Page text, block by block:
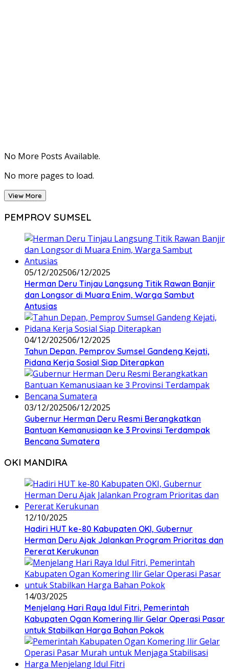
No More Posts Available.
No more pages to load.
View More
PEMPROV SUMSEL
05/12/202506/12/2025
Herman Deru Tinjau Langsung Titik Rawan Banjir
dan Longsor di Muara Enim, Warga Sambut
Antusias
04/12/202506/12/2025
Tahun Depan, Pemprov Sumsel Gandeng Kejati,
Pidana Kerja Sosial Siap Diterapkan
03/12/202506/12/2025
Gubernur Herman Deru Resmi Berangkatkan
Bantuan Kemanusiaan ke 3 Provinsi Terdampak
Bencana Sumatera
OKI MANDIRA
12/10/2025
Hadiri HUT ke-80 Kabupaten OKI, Gubernur
Herman Deru Ajak Jalankan Program Prioritas dan
Pererat Kerukunan
14/03/2025
Menjelang Hari Raya Idul Fitri, Pemerintah
Kabupaten Ogan Komering Ilir Gelar Operasi Pasar
untuk Stabilkan Harga Bahan Pokok